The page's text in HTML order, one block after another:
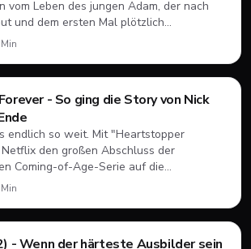
vom Leben des jungen Adam, der nach
und dem ersten Mal plötzlich
wie Dating, Freundschaft und Familie
funktionieren.
Min
- So ging die Story von Nick
endlich so weit. Mit "Heartstopper
den großen Abschluss der
Coming-of-Age-Serie auf die
einer vierten Staffel gab es diesmal einen
Wir blicken zurück, wie sich Nick
Min
- Wenn der härteste Ausbilder sein